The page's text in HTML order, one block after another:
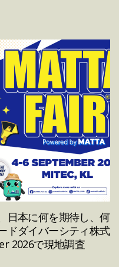
日本に何を期待し、何
ドダイバーシティ株式
2026で現地調査